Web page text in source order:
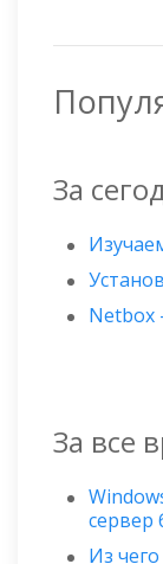
За
Netbox
За все
сервер
Из